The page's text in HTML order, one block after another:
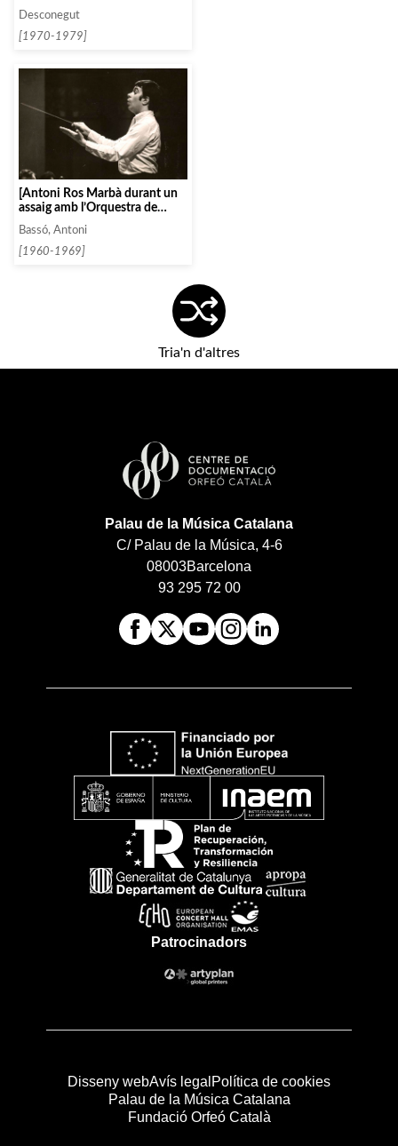
Desconegut
[1970-1979]
[Antoni Ros Marbà durant un
assaig amb l’Orquestra de
Bassó, Antoni
[1960-1969]
Tria'n d'altres
Palau de la Música Catalana
C/ Palau de la Música, 4-6
08003Barcelona
93 295 72 00
Patrocinadors
Disseny webAvís legal Política de cookies
Palau de la Música Catalana
Fundació Orfeó Català